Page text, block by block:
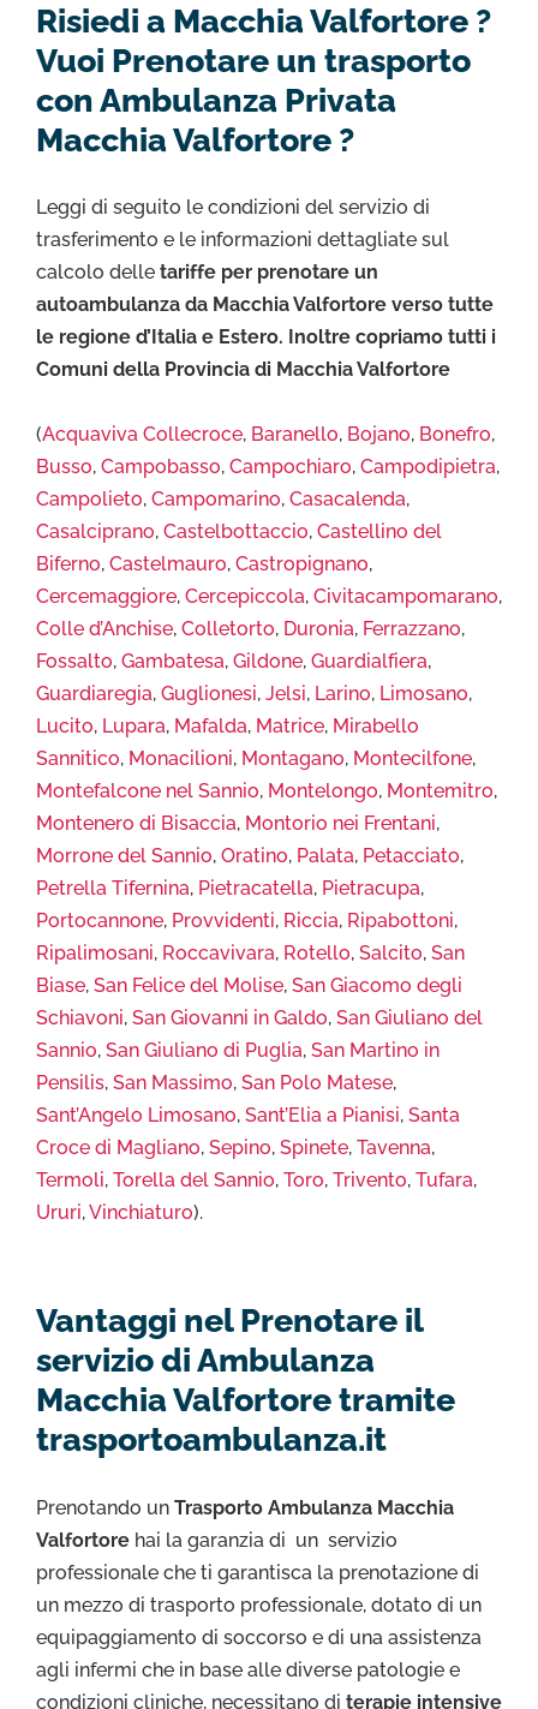
Risiedi a Macchia Valfortore ?
Vuoi Prenotare un trasporto
con Ambulanza Privata
Macchia Valfortore ?
Leggi di seguito le condizioni del servizio di
trasferimento e le informazioni dettagliate sul
calcolo delle tariffe per prenotare un
autoambulanza da Macchia Valfortore verso tutte
le regione d’Italia e Estero. Inoltre copriamo tutti i
Comuni della Provincia di Macchia Valfortore
(Acquaviva Collecroce, Baranello, Bojano, Bonefro,
Busso, Campobasso, Campochiaro, Campodipietra,
Campolieto, Campomarino, Casacalenda,
Casalciprano, Castelbottaccio, Castellino del
Biferno, Castelmauro, Castropignano,
Cercemaggiore, Cercepiccola, Civitacampomarano,
Colle d’Anchise, Colletorto, Duronia, Ferrazzano,
Fossalto, Gambatesa, Gildone, Guardialfiera,
Guardiaregia, Guglionesi, Jelsi, Larino, Limosano,
Lucito, Lupara, Mafalda, Matrice, Mirabello
Sannitico, Monacilioni, Montagano, Montecilfone,
Montefalcone nel Sannio, Montelongo, Montemitro,
Montenero di Bisaccia, Montorio nei Frentani,
Morrone del Sannio, Oratino, Palata, Petacciato,
Petrella Tifernina, Pietracatella, Pietracupa,
Portocannone, Provvidenti, Riccia, Ripabottoni,
Ripalimosani, Roccavivara, Rotello, Salcito, San
Biase, San Felice del Molise, San Giacomo degli
Schiavoni, San Giovanni in Galdo, San Giuliano del
Sannio, San Giuliano di Puglia, San Martino in
Pensilis, San Massimo, San Polo Matese,
Sant’Angelo Limosano, Sant’Elia a Pianisi, Santa
Croce di Magliano, Sepino, Spinete, Tavenna,
Termoli, Torella del Sannio, Toro, Trivento, Tufara,
Ururi,Vinchiaturo).
Vantaggi nel Prenotare il
servizio di Ambulanza
Macchia Valfortore tramite
trasportoambulanza.it
Prenotando un Trasporto Ambulanza Macchia
Valfortore hai la garanzia di un servizio
professionale che ti garantisca la prenotazione di
un mezzo di trasporto professionale, dotato di un
equipaggiamento di soccorso e di una assistenza
agli infermi che in base alle diverse patologie e
condizioni cliniche, necessitano di terapie intensive